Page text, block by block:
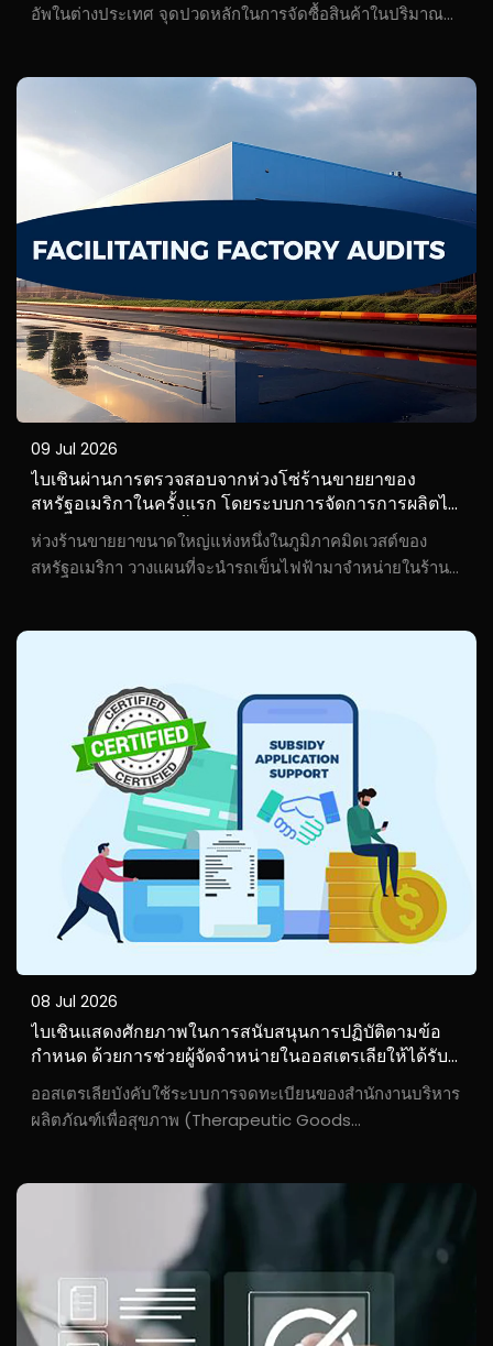
อัพในต่างประเทศ จุดปวดหลักในการจัดซื้อสินค้าในปริมาณ
09 Jul 2026
ไบเชินผ่านการตรวจสอบจากห่วงโซ่ร้านขายยาของ
สหรัฐอเมริกาในครั้งแรก โดยระบบการจัดการการผลิตได้
รับการยอมรับจากผู้ซื้อระดับนานาชาติ
ห่วงร้านขายยาขนาดใหญ่แห่งหนึ่งในภูมิภาคมิดเวสต์ของ
สหรัฐอเมริกา วางแผนที่จะนำรถเข็นไฟฟ้ามาจำหน่ายในร้าน
08 Jul 2026
ไบเชินแสดงศักยภาพในการสนับสนุนการปฏิบัติตามข้อ
กำหนด ด้วยการช่วยผู้จัดจำหน่ายในออสเตรเลียให้ได้รับ
การรับรองจากสำนักงานบริหารผลิตภัณฑ์เพื่อสุขภาพ
(TGA) และได้รับการอนุมัติเงินอุดหนุนจากรัฐบาล
ออสเตรเลียบังคับใช้ระบบการจดทะเบียนของสำนักงานบริหาร
ผลิตภัณฑ์เพื่อสุขภาพ (Therapeutic Goods
สนับสนุนเชิงระบบด้านคุณสมบัติ...